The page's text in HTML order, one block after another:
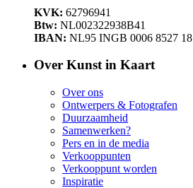
KVK: 62796941
Btw: NL002322938B41
IBAN: NL95 INGB 0006 8527 18
Over Kunst in Kaart
Over ons
Ontwerpers & Fotografen
Duurzaamheid
Samenwerken?
Pers en in de media
Verkooppunten
Verkooppunt worden
Inspiratie